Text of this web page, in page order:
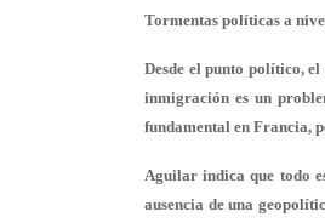
Tormentas políticas a
Desde el punto político,
inmigración es un
fundamental en Francia,
Aguilar indica que todo
ausencia de una